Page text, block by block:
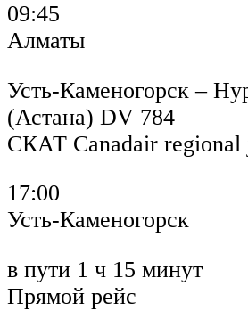
09:45
Алматы
Усть-Каменогорск –
(Астана) DV 784
СКАТ Canadair regional
17:00
Усть-Каменогорск
в пути 1 ч 15 минут
Прямой рейс